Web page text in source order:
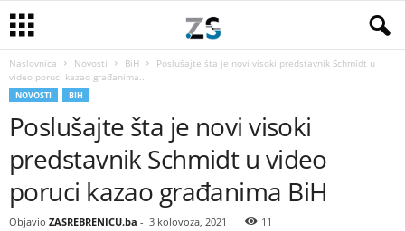
Naslovnica Novosti BiH
Poslušajte šta je novi visoki predstavnik Schmidt u
video poruci kazao građanima...
NOVOSTI BIH
Poslušajte šta je novi visoki
predstavnik Schmidt u video
poruci kazao građanima BiH
Objavio ZASREBRENICU.ba - 3 kolovoza, 2021 11